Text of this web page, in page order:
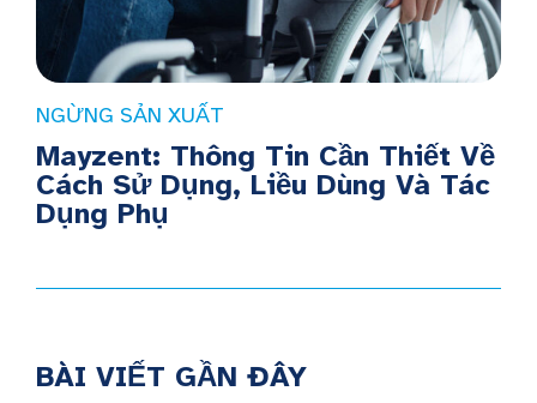
NGỪNG SẢN XUẤT
Mayzent: Thông Tin Cần Thiết Về
Cách Sử Dụng, Liều Dùng Và Tác
Dụng Phụ
BÀI VIẾT GẦN ĐÂY